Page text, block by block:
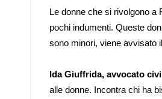
Le donne che si rivolgono a
pochi indumenti. Queste
sono minori, viene avvisato
Ida Giuffrida, avvocato
alle donne. Incontra chi ha